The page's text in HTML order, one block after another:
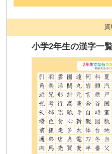
資
小学2年生の漢字一